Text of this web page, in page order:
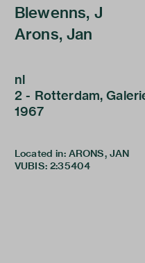
Blewenns, J
Arons, Jan
nl
2 - Rotterdam,
1967
Located in: ARONS, JAN
VUBIS: 2:35404